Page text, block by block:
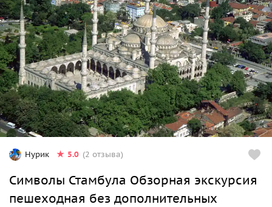
Hурик 5.0 (2 отзыва)
Cимволы Стамбула Обзорная экскурсия
пешеходная без дополнительных